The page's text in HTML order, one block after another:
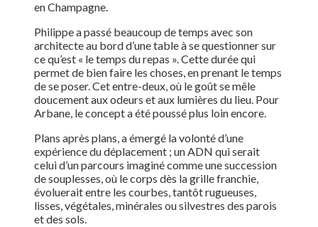
en Champagne.
Philippe a passé beaucoup de temps avec son
architecte au bord d’une table à se questionner sur
ce qu’est « le temps du repas ». Cette durée qui
permet de bien faire les choses, en prenant le temps
de se poser. Cet entre-deux, où le goût se mêle
doucement aux odeurs et aux lumières du lieu. Pour
Arbane, le concept a été poussé plus loin encore.
Plans après plans, a émergé la volonté d’une
expérience du déplacement ; un ADN qui serait
celui d’un parcours imaginé comme une succession
de souplesses, où le corps dès la grille franchie,
évoluerait entre les courbes, tantôt rugueuses,
lisses, végétales, minérales ou silvestres des parois
et des sols.